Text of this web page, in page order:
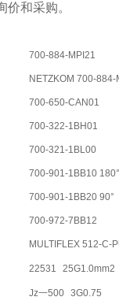
和采购。
700-884-MPI21
NETZKOM 700-884-
700-650-CAN01
700-322-1BH01
700-321-1BL00
700-901-1BB10 180°
700-901-1BB20 90°
700-972-7BB12
MULTIFLEX 512-C-
22531 25G1.0mm2
Jz一500 3G0.75